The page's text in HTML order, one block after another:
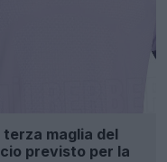
maglia del
previsto per la